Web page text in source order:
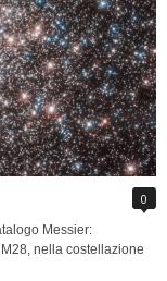
0
Messier:
nella costellazione